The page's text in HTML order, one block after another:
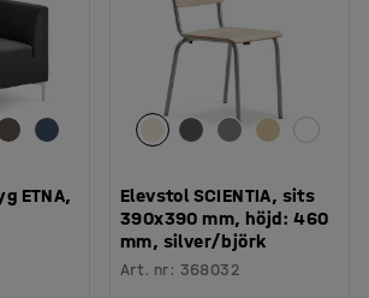
ETNA,
Elevstol SCIENTIA, sits
390x390 mm, höjd: 460
mm, silver/björk
Art. nr: 368032